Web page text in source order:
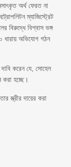
অর্থ ফেরত না
ম্যাজিস্ট্রেট
বিরুদ্ধে বিশ্বাস ভঙ্গ
ধারায় অভিযোগ গঠন
করেন যে, সোহেল
করা হচ্ছে।
স্ত্রীর দায়ের করা